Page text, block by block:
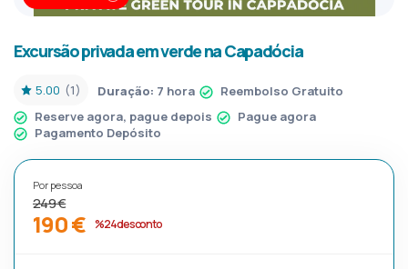
Excursão privada em verde na Capadócia
5.00 (1) Duração: 7 hora
Reembolso Gratuito
Reserve agora, pague depois
Pague agora
Pagamento Depósito
Por pessoa
249 €
190 € %24 desconto